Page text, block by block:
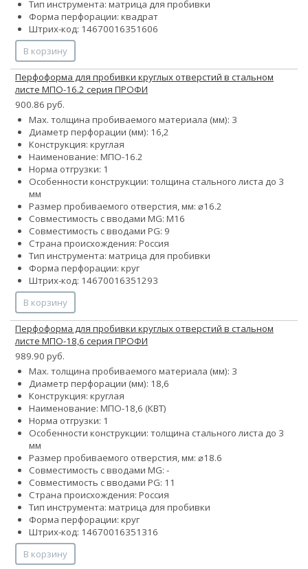
Тип инструмента: матрица для пробивки
Форма перфорации: квадрат
Штрих-код: 14670016351606
В корзину
Перфоформа для пробивки круглых отверстий в стальном
листе МПО-16.2 серия ПРОФИ
900.86 руб.
Max. толщина пробиваемого материала (мм): 3
Диаметр перфорации (мм): 16,2
Конструкция: круглая
Наименование: МПО-16.2
Норма отгрузки: 1
Особенности конструкции: толщина стального листа до 3
мм
Размер пробиваемого отверстия, мм: ⌀16.2
Совместимость с вводами MG: М16
Совместимость с вводами PG: 9
Страна происхождения: Россия
Тип инструмента: матрица для пробивки
Форма перфорации: круг
Штрих-код: 14670016351293
В корзину
Перфоформа для пробивки круглых отверстий в стальном
листе МПО-18,6 серия ПРОФИ
989.90 руб.
Max. толщина пробиваемого материала (мм): 3
Диаметр перфорации (мм): 18,6
Конструкция: круглая
Наименование: МПО-18,6 (КВТ)
Норма отгрузки: 1
Особенности конструкции: толщина стального листа до 3
мм
Размер пробиваемого отверстия, мм: ⌀18.6
Совместимость с вводами MG: -
Совместимость с вводами PG: 11
Страна происхождения: Россия
Тип инструмента: матрица для пробивки
Форма перфорации: круг
Штрих-код: 14670016351316
В корзину